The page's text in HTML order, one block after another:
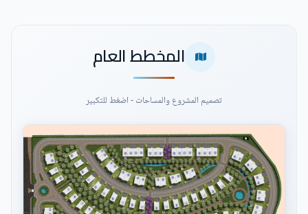
المخطط العام
تصميم المشروع والمساحات - اضغط للتكبير